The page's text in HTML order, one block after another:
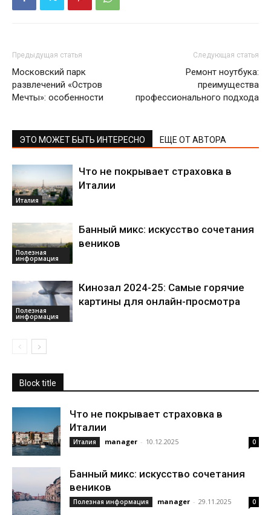
Предыдущая статья
Московский парк
развлечений «Остров
Мечты»: особенности
Следующая статья
Ремонт ноутбука:
преимущества
профессионального подхода
ЭТО МОЖЕТ БЫТЬ ИНТЕРЕСНО ЕЩЕ ОТ АВТОРА
Италия
Что не покрывает страховка в
Италии
Полезная
информация
Банный микс: искусство сочетания
веников
Полезная
информация
Кинозал 2024-25: Самые горячие
картины для онлайн-просмотра
Block title
Что не покрывает страховка в
Италии
Италия manager - 10.12.2025 0
Банный микс: искусство сочетания
веников
Полезная информация manager - 29.11.2025 0